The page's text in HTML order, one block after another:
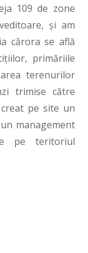
109 de zone
și am
cărora se află
primăriile
terenurilor
trimise către
pe site un
management
pe teritoriul